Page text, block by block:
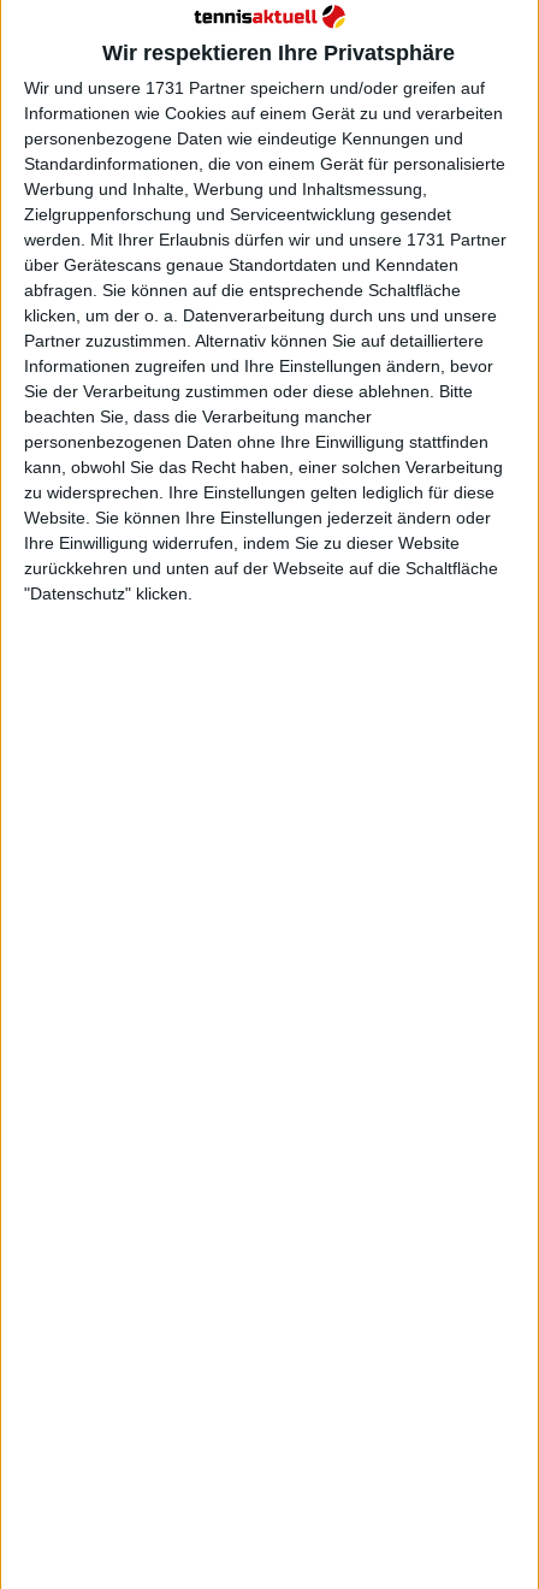
Wir respektieren Ihre Privatsphäre
Wir und unsere 1731 Partner speichern und/oder greifen auf
Informationen wie Cookies auf einem Gerät zu und verarbeiten
personenbezogene Daten wie eindeutige Kennungen und
Standardinformationen, die von einem Gerät für personalisierte
Werbung und Inhalte, Werbung und Inhaltsmessung,
Zielgruppenforschung und Serviceentwicklung gesendet
werden.
Mit Ihrer Erlaubnis dürfen wir und unsere 1731 Partner
über Gerätescans genaue Standortdaten und Kenndaten
abfragen. Sie können auf die entsprechende Schaltfläche
klicken, um der o. a. Datenverarbeitung durch uns und unsere
Partner zuzustimmen. Alternativ können Sie auf detailliertere
Informationen zugreifen und Ihre Einstellungen ändern, bevor
Sie der Verarbeitung zustimmen oder diese ablehnen.
Bitte
beachten Sie, dass die Verarbeitung mancher
personenbezogenen Daten ohne Ihre Einwilligung stattfinden
kann, obwohl Sie das Recht haben, einer solchen Verarbeitung
zu widersprechen. Ihre Einstellungen gelten lediglich für diese
Website. Sie können Ihre Einstellungen jederzeit ändern oder
Ihre Einwilligung widerrufen, indem Sie zu dieser Website
zurückkehren und unten auf der Webseite auf die Schaltfläche
"Datenschutz" klicken.
Führung im dritten Durchgang zu viel nachgedacht
und den Satz weggeworfen hat, so dass er froh war,
Weiterlesen
Ein großartiger Alexander
ZVEREV besiegt einen
schwächelnden Carlos ALCARAZ
bei den Australian Open